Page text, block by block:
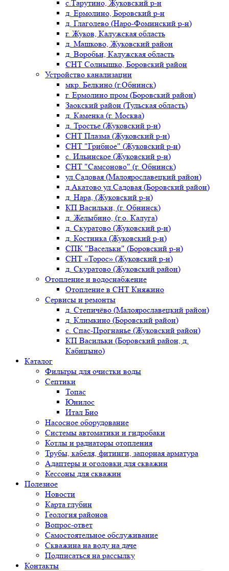
с.Тарутино, Жуковский р-н
д. Ермолино, Боровский р-н
д. Глаголево (Наро-Фоминский р-н)
г. Жуков, Калужская область
д. Машково, Жуковский район
д. Воробьи, Калужская область
СНТ Солнышко, Боровский район
Устройство канализации
мкр. Белкино (г.Обнинск)
г. Ермолино пром (Боровский район)
Заокский район (Тульская область)
д. Каменка (г. Москва)
д. Тростье (Жуковский р-н)
СНТ Плазма (Жуковский р-н)
СНТ "Грибное" (Жуковский р-н)
с. Ильинское (Жуковский р-н)
СНТ "Самсоново" (г. Обнинск)
ул.Садовая (Малоярославецкий район)
д.Акатово ул.Садовая (Боровский район)
д. Нара, (Жуковский р-н)
КП Васильки, (г. Обнинск)
д. Желыбино, (г.о. Калуга)
д. Скуратово (Жуковский р-н)
д. Костинка (Жуковский р-н)
СПК "Васельки" (Боровский р-н)
СНТ «Торос» (Жуковский р-н)
д. Скуратово (Жуковский район)
Отопление и водоснабжение
Отопление в СНТ Княжино
Сервисы и ремонты
д. Степичёво (Малоярославецкий район)
д. Климкино (Боровский район)
с. Спас-Прогнанье (Жуковский район)
КП Васильки (Боровский район, д.
Кабицыно)
Каталог
Фильтры для очистки воды
Септики
Топас
Юнилос
Итал Био
Насосное оборудование
Системы автоматики и гидробаки
Котлы и радиаторы отопления
Трубы, кабеля, фитинги, запорная арматура
Адаптеры и оголовки для скважин
Кессоны для скважин
Полезное
Новости
Карта глубин
Геология районов
Вопрос-ответ
Самостоятельное обслуживание
Скважина на воду на даче
Подписаться на рассылку
Контакты